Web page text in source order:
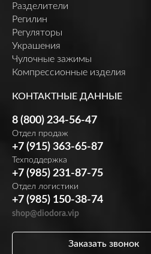
Разделители
Регилин
Регуляторы
Украшения
Чулочные зажимы
Компрессионные изделия
КОНТАКТНЫЕ ДАННЫЕ
8 (800) 234-56-47
Отдел продаж
+7 (915) 363-65-87
Техподдержка
+7 (985) 231-87-75
Отдел логистики
+7 (985) 150-38-74
shop@diodora.vip
Заказать звонок